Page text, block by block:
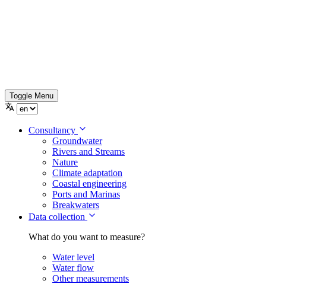
Toggle Menu
Consultancy
Groundwater
Rivers and Streams
Nature
Climate adaptation
Coastal engineering
Ports and Marinas
Breakwaters
Data collection
What do you want to measure?
Water level
Water flow
Other measurements